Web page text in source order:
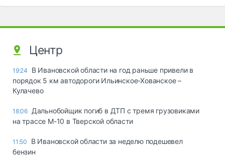
Центр
19:24
В Ивановской области на год раньше привели в
порядок 5 км автодороги Ильинское-Хованское –
Кулачево
18:06 Дальнобойщик погиб в ДТП с тремя грузовиками
на трассе М-10 в Тверской области
11:50
В Ивановской области за неделю подешевел
бензин